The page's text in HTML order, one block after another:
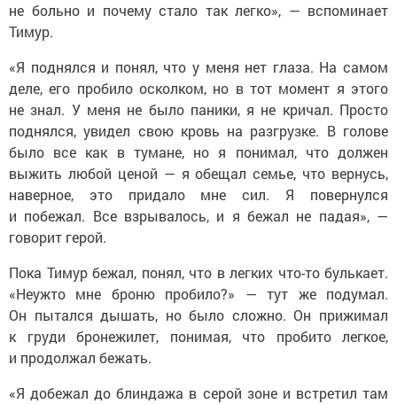
не больно и почему стало так легко», — вспоминает
Тимур.
«Я поднялся и понял, что у меня нет глаза. На самом
деле, его пробило осколком, но в тот момент я этого
не знал. У меня не было паники, я не кричал. Просто
поднялся, увидел свою кровь на разгрузке. В голове
было все как в тумане, но я понимал, что должен
выжить любой ценой — я обещал семье, что вернусь,
наверное, это придало мне сил. Я повернулся
и побежал. Все взрывалось, и я бежал не падая», —
говорит герой.
Пока Тимур бежал, понял, что в легких что-то булькает.
«Неужто мне броню пробило?» — тут же подумал.
Он пытался дышать, но было сложно. Он прижимал
к груди бронежилет, понимая, что пробито легкое,
и продолжал бежать.
«Я добежал до блиндажа в серой зоне и встретил там